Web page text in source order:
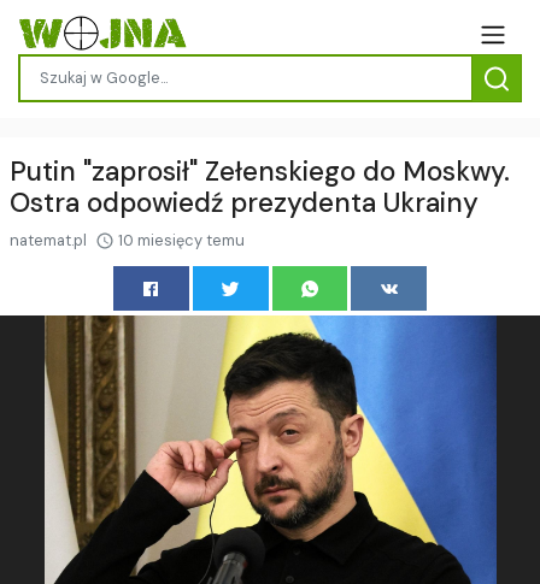
Putin "zaprosił" Zełenskiego do Moskwy.
Ostra odpowiedź prezydenta Ukrainy
natemat.pl 10 miesięcy temu